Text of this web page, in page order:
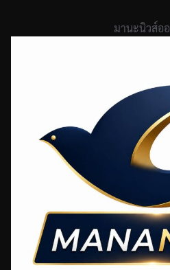
มานะนิวส์อ